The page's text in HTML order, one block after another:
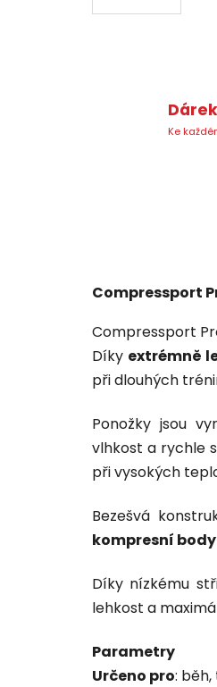
Ke
Compressport
Compressport
Díky extrémně
při dlouhých
Ponožky jsou
vlhkost a rychle
při vysokých
Bezešvá
kompresní body
Díky nízkému
lehkost a
Parametry
Určeno pro: